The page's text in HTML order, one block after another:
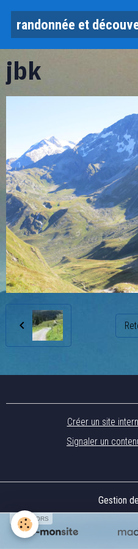
randonnée et
jbk
Créer un site
Signaler un
Gestion
SPONSORS